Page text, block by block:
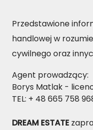
Przedstawione
handlowej w
cywilnego oraz
Agent prowadzący:
Borys Matlak -
TEL: + 48 665 758
DREAM ESTATE